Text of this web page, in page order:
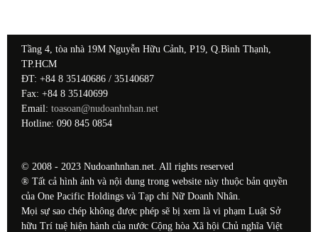
Tầng 4, tòa nhà 19M Nguyễn Hữu Cảnh, P19, Q.Bình Thạnh,
TP.HCM
ĐT: +84 8 35140686 / 35140687
Fax: +84 8 35140699
Email: toasoan@nudoanhnhan.net
Hotline: 090 845 0854
© 2008 - 2023 Nudoanhnhan.net. All rights reserved
® Tất cả hình ảnh và nội dung trong website này thuộc bản quyền
của One Pacific Holdings và Tạp chí Nữ Doanh Nhân.
Mọi sự sao chép không được phép sẽ bị xem là vi phạm Luật Sở
hữu Trí tuệ hiện hành của nước Cộng hòa Xã hội Chủ nghĩa Việt